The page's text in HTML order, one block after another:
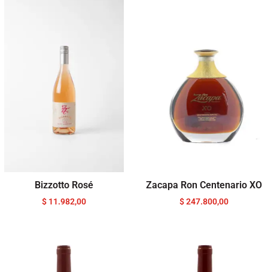
Bizzotto Rosé
$ 11.982,00
Zacapa Ron Centenario XO
$247.800,00